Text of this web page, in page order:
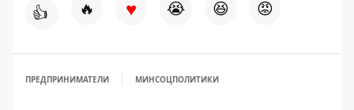
👍 🔥 ♥ 😭 😆 😡
ПРЕДПРИНИМАТЕЛИ МИНСОЦПОЛИТИКИ